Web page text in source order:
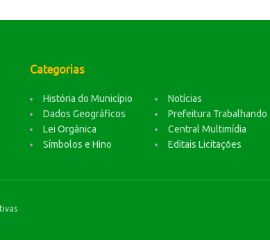
Categorias
História do Município
Dados Geográficos
Lei Orgânica
Símbolos e Hino
Notícias
Prefeitura Trabalhando
Central Multimídia
Editais Licitações